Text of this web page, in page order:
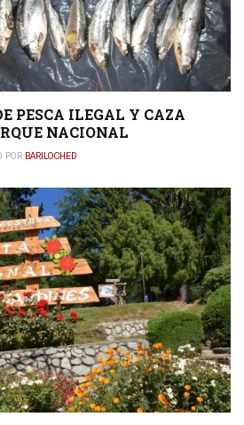
PESCA ILEGAL Y CAZA
NACIONAL
POR BARILOCHED